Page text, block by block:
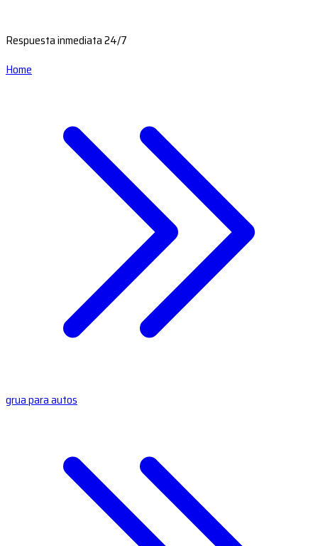
Respuesta inmediata 24/7
Home
grua para autos